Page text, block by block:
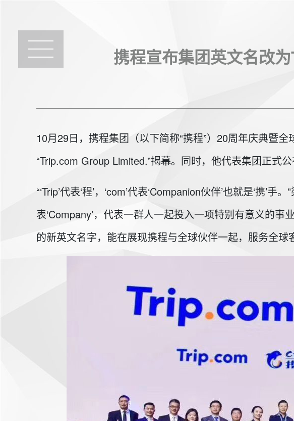
携程宣布集团英文名改
10月29日，携程集团（以下简称“携程”）20周年庆典暨
“Trip.com Group Limited.”揭幕。同时，他代表集团正式公
“‘Trip’代表‘程’，‘com’代表‘Companion伙伴’也就是‘携’
表‘Company’，代表一群人一起投入一项特别有意义的
的新英文名字，能在展现携程与全球伙伴一起，服务全球